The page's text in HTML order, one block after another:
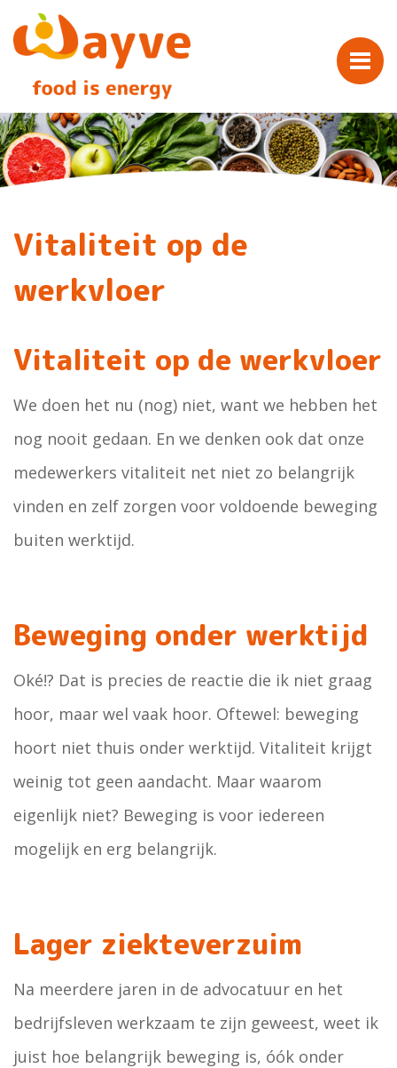
Vitaliteit op de
werkvloer
Vitaliteit op de werkvloer
We doen het nu (nog) niet, want we hebben het
nog nooit gedaan. En we denken ook dat onze
medewerkers vitaliteit net niet zo belangrijk
vinden en zelf zorgen voor voldoende beweging
buiten werktijd.
Beweging onder werktijd
Oké!? Dat is precies de reactie die ik niet graag
hoor, maar wel vaak hoor. Oftewel: beweging
hoort niet thuis onder werktijd. Vitaliteit krijgt
weinig tot geen aandacht. Maar waarom
eigenlijk niet? Beweging is voor iedereen
mogelijk en erg belangrijk.
Lager ziekteverzuim
Na meerdere jaren in de advocatuur en het
bedrijfsleven werkzaam te zijn geweest, weet ik
juist hoe belangrijk beweging is, óók onder